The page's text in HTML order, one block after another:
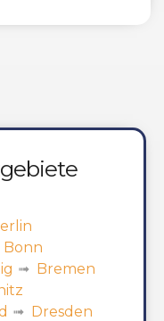
Bonn
Bremen
Dresden